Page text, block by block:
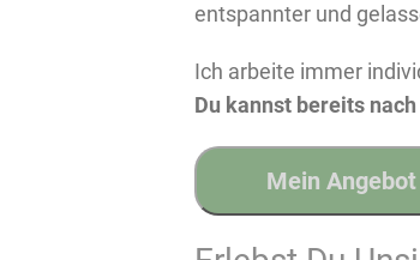
entspannter und
Ich arbeite immer
Du kannst bereits
Mein Angebot